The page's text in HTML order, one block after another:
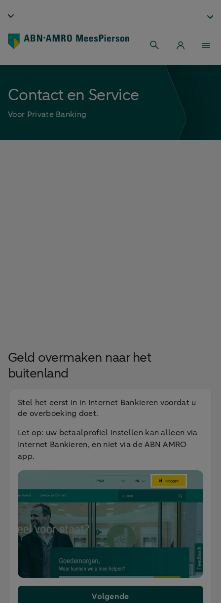
Contact en Service
Voor Private Banking
Geld overmaken naar het
buitenland
Stel het eerst in in Internet Bankieren voordat u
de overboeking doet.
Let op: uw betaalprofiel instellen kan alleen via
Internet Bankieren, en niet via de ABN AMRO
app.
Volgende